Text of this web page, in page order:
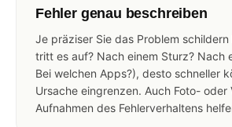
Fehler genau beschreiben
Je präziser Sie das Problem schildern
tritt es auf? Nach einem Sturz? Nach
Bei welchen Apps?), desto schneller
Ursache eingrenzen. Auch Foto- oder
Aufnahmen des Fehlerverhaltens